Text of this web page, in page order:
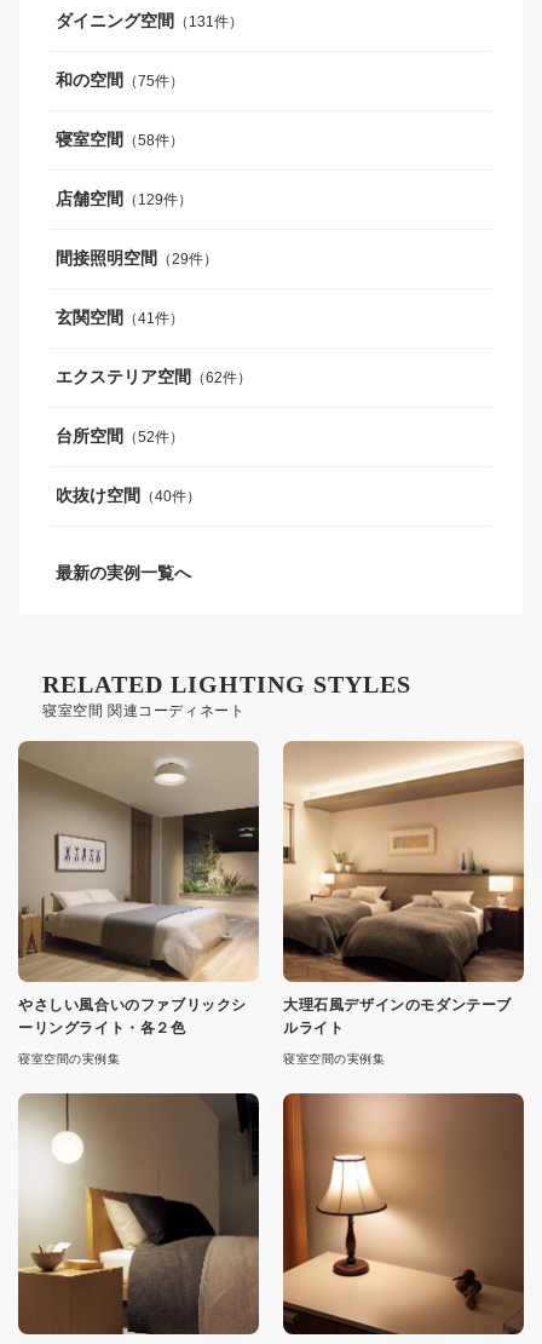
ダイニング空間 （131件）
和の空間 （75件）
寝室空間 （58件）
店舗空間 （129件）
間接照明空間 （29件）
玄関空間 （41件）
エクステリア空間 （62件）
台所空間 （52件）
吹抜け空間 （40件）
最新の実例一覧へ
寝室空間 関連コーディネート
RELATED LIGHTING STYLES
やさしい風合いのファブリックシ
ーリングライト・各２色
寝室空間の実例集
大理石風デザインのモダンテーブ
ルライト
寝室空間の実例集